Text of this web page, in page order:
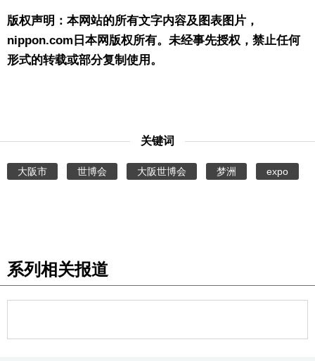
版权声明：本网站的所有文字内容及图表图片，
nippon.com日本网版权所有。未经事先授权，禁止任何
形式的转载或部分复制使用。
关键词
大阪市 世博会 大阪世博会 梦洲 expo
系列相关报道